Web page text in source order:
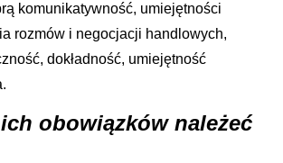
komunikatywność, umiejętności
rozmów i negocjacji handlowych,
dokładność, umiejętność
obowiązków należeć